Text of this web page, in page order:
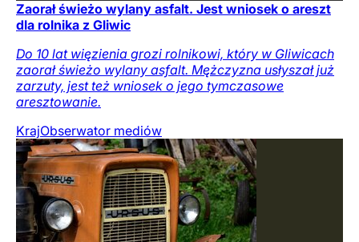
Zaorał świeżo wylany asfalt. Jest wniosek o areszt
dla rolnika z Gliwic
Do 10 lat więzienia grozi rolnikowi, który w Gliwicach
zaorał świeżo wylany asfalt. Mężczyzna usłyszał już
zarzuty, jest też wniosek o jego tymczasowe
aresztowanie.
KrajObserwator mediów